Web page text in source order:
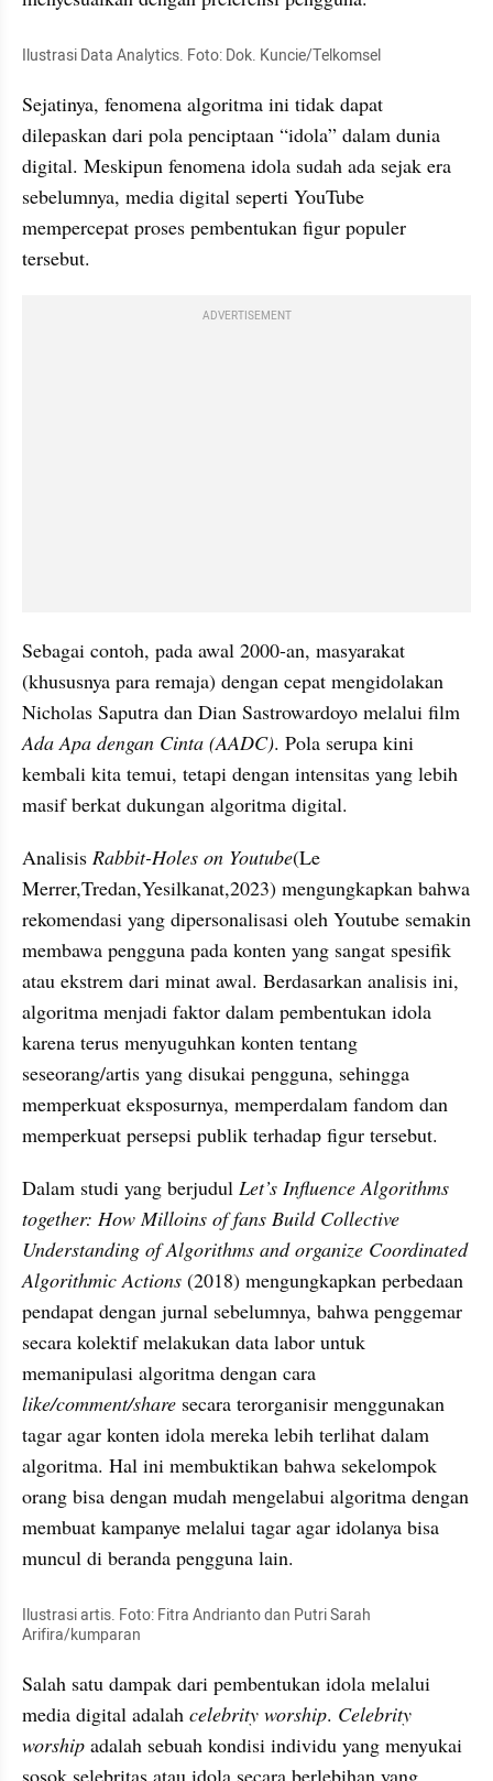
Ilustrasi Data Analytics. Foto: Dok. Kuncie/Telkomsel
Sejatinya, fenomena algoritma ini tidak dapat
dilepaskan dari pola penciptaan “idola” dalam dunia
digital. Meskipun fenomena idola sudah ada sejak era
sebelumnya, media digital seperti YouTube
mempercepat proses pembentukan figur populer
tersebut.
ADVERTISEMENT
Sebagai contoh, pada awal 2000-an, masyarakat
(khususnya para remaja) dengan cepat mengidolakan
Ada Apa dengan Cinta (AADC). Pola serupa kini
kembali kita temui, tetapi dengan intensitas yang lebih
masif berkat dukungan algoritma digital.
Analisis Rabbit-Holes on Youtube(Le
Merrer,Tredan,Yesilkanat,2023) mengungkapkan bahwa
rekomendasi yang dipersonalisasi oleh Youtube semakin
membawa pengguna pada konten yang sangat spesifik
atau ekstrem dari minat awal. Berdasarkan analisis ini,
algoritma menjadi faktor dalam pembentukan idola
karena terus menyuguhkan konten tentang
seseorang/artis yang disukai pengguna, sehingga
memperkuat eksposurnya, memperdalam fandom dan
memperkuat persepsi publik terhadap figur tersebut.
Dalam studi yang berjudul Let’s Influence Algorithms
together: How Milloins of fans Build Collective
Understanding of Algorithms and organize Coordinated
Algorithmic Actions (2018) mengungkapkan perbedaan
pendapat dengan jurnal sebelumnya, bahwa penggemar
secara kolektif melakukan data labor untuk
like/comment/share secara terorganisir menggunakan
tagar agar konten idola mereka lebih terlihat dalam
algoritma. Hal ini membuktikan bahwa sekelompok
orang bisa dengan mudah mengelabui algoritma dengan
membuat kampanye melalui tagar agar idolanya bisa
muncul di beranda pengguna lain.
Ilustrasi artis. Foto: Fitra Andrianto dan Putri Sarah
Arifira/kumparan
Salah satu dampak dari pembentukan idola melalui
media digital adalah celebrity worship. Celebrity
worship adalah sebuah kondisi individu yang menyukai
sosok selebritas atau idola secara berlebihan yang